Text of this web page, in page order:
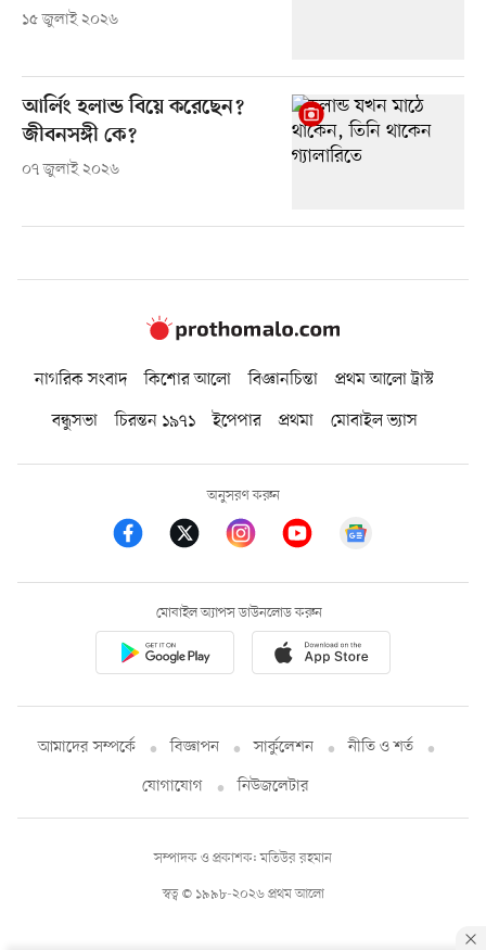
১৫ জুলাই ২০২৬
আর্লিং হলান্ড বিয়ে করেছেন?
জীবনসঙ্গী কে?
০৭ জুলাই ২০২৬
নাগরিক সংবাদ কিশোর আলো বিজ্ঞানচিন্তা
প্রথম আলো ট্রাস্ট
বন্ধুসভা
চিরন্তন ১৯৭১ ইপেপার প্রথমা মোবাইল ভ্যাস
অনুসরণ করুন
মোবাইল অ্যাপস ডাউনলোড করুন
আমাদের সম্পর্কে বিজ্ঞাপন সার্কুলেশন
নীতি ও শর্ত
যোগাযোগ
নিউজলেটার
স্বত্ব © ১৯৯৮-২০২৬ প্রথম আলো
সম্পাদক ও প্রকাশক: মতিউর রহমান